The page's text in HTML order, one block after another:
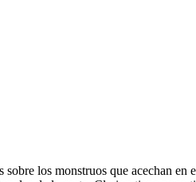
los monstruos que acechan en